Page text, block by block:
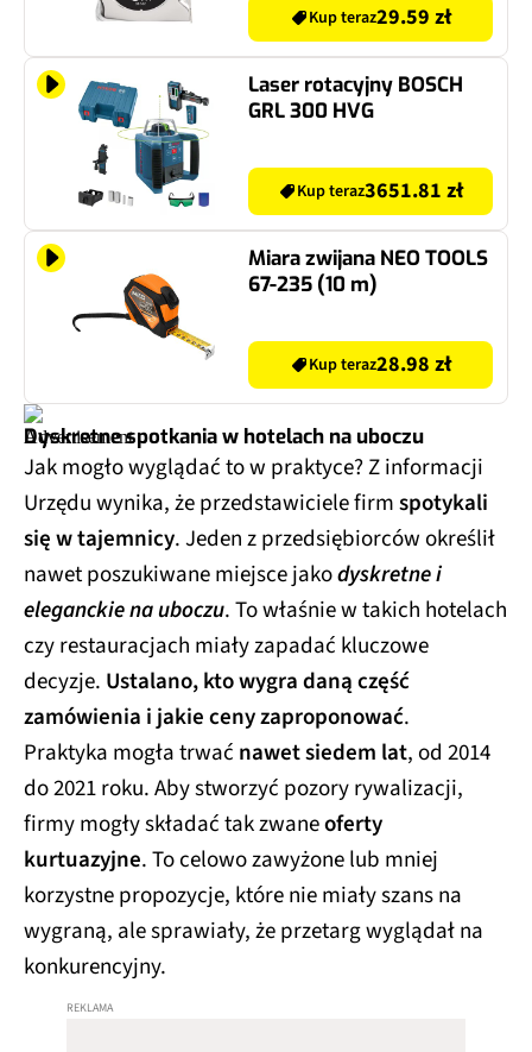
Kup teraz29.59 zł
Laser rotacyjny BOSCH
GRL 300 HVG
Kup teraz3651.81 zł
Miara zwijana NEO TOOLS
67-235 (10 m)
Kup teraz28.98 zł
Dyskretne spotkania w hotelach na uboczu
Jak mogło wyglądać to w praktyce? Z informacji
Urzędu wynika, że przedstawiciele firmspotykali
się w tajemnicy. Jeden z przedsiębiorców określił
nawet poszukiwane miejsce jakodyskretne i
eleganckie na uboczu. To właśnie w takich hotelach
czy restauracjach miały zapadać kluczowe
decyzje. Ustalano, kto wygra daną część
zamówienia i jakie ceny zaproponować.
Praktyka mogła trwać nawet siedem lat, od 2014
do 2021 roku. Aby stworzyć pozory rywalizacji,
firmy mogły składać tak zwaneoferty
kurtuazyjne. To celowo zawyżone lub mniej
korzystne propozycje, które nie miały szans na
wygraną, ale sprawiały, że przetarg wyglądał na
konkurencyjny.